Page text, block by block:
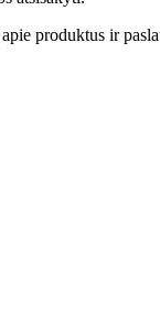
produktus ir